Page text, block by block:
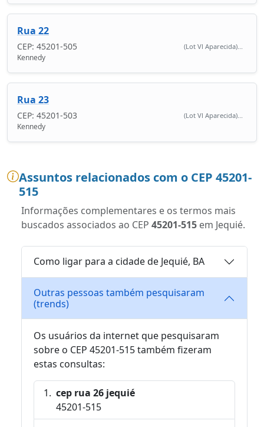
Rua 22
CEP: 45201-505 (Lot Vl Aparecida)...
Kennedy
Rua 23
CEP: 45201-503 (Lot Vl Aparecida)...
Kennedy
Assuntos relacionados com o CEP 45201-
515
Informações complementares e os termos mais
buscados associados ao CEP 45201-515 em Jequié.
Como ligar para a cidade de Jequié, BA
Outras pessoas também pesquisaram
(trends)
Os usuários da internet que pesquisaram
sobre o CEP 45201-515 também fizeram
estas consultas:
cep rua 26 jequié
45201-515